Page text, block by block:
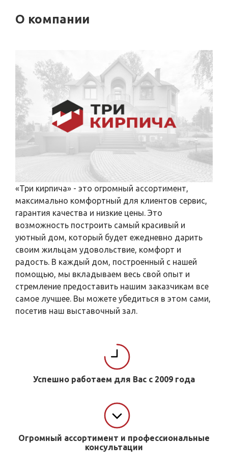
О компании
«Три кирпича» - это огромный ассортимент,
максимально комфортный для клиентов сервис,
гарантия качества и низкие цены. Это
возможность построить самый красивый и
уютный дом, который будет ежедневно дарить
своим жильцам удовольствие, комфорт и
радость. В каждый дом, построенный с нашей
помощью, мы вкладываем весь свой опыт и
стремление предоставить нашим заказчикам все
самое лучшее. Вы можете убедиться в этом сами,
посетив наш выставочный зал.
Успешно работаем для Вас с 2009 года
Огромный ассортимент и профессиональные
консультации